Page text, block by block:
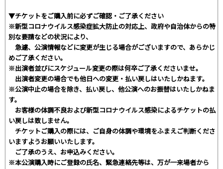
▼チケットをご購入前に必ずご確認・ご了承ください
※新型コロナウイルス感染症拡大防止の対応上、政府や自治体からの特
別な要請などの状況により、
急遽、公演情報などに変更が生じる場合がございますので、あらかじ
めご了承ください。
※出演者並びにスケジュール変更の際は何卒ご了承くださいませ。
出演者変更の場合でも他日への変更・払い戻しはいたしかねます。
※公演中止の場合を除き、払い戻し、他公演へのお振替はいたしかねま
す。
お客様の体調不良および新型コロナウイルス感染によるチケットの払
い戻しは致しません。
チケットご購入の際には、ご自身の体調や環境をふまえご判断くださ
いますようお願いいたします。
ご了承のうえ、お申込みください。
※本公演購入時にご登録の氏名、緊急連絡先等は、万が一来場者から